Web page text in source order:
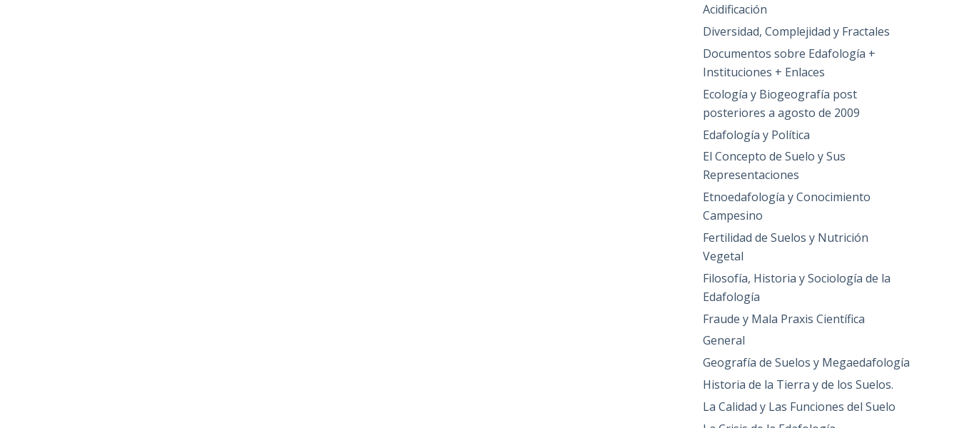
Acidificación
Diversidad, Complejidad y Fractales
Documentos sobre Edafología +
Instituciones + Enlaces
Ecología y Biogeografía post
posteriores a agosto de 2009
Edafología y Política
El Concepto de Suelo y Sus
Representaciones
Etnoedafología y Conocimiento
Campesino
Fertilidad de Suelos y Nutrición
Vegetal
Filosofía, Historia y Sociología de la
Edafología
Fraude y Mala Praxis Científica
General
Geografía de Suelos y Megaedafología
Historia de la Tierra y de los Suelos.
La Calidad y Las Funciones del Suelo